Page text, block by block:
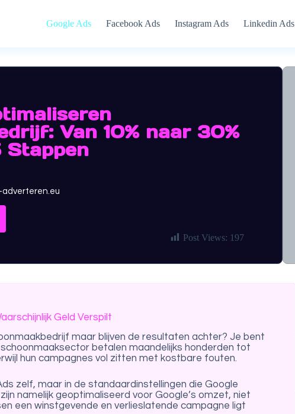
Google Ads Facebook Ads Instagram Ads Linkedin Ads
Van 10% naar 30%
Stappen
adverteren.eu
Post Views: 197
Geld Verspilt
maar blijven de resultaten achter? Je bent
betalen maandelijks honderden tot
hun campagnes vol zitten met kostbare fouten.
zelf, maar in de standaardinstellingen die Google
namelijk geoptimaliseerd voor Google’s omzet, niet
een winstgevende en verlieslatende campagne ligt